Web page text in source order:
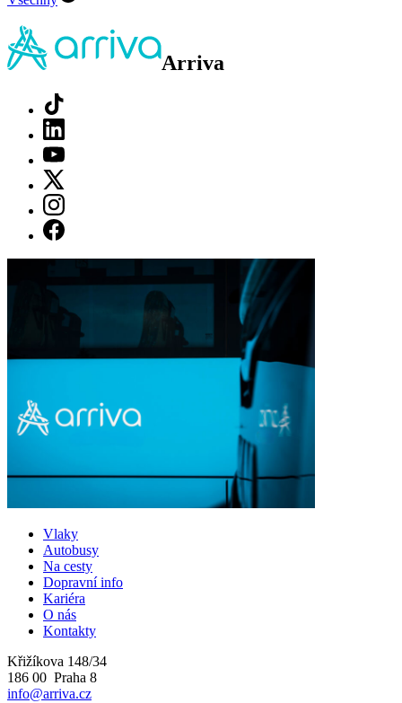
Arriva
Vlaky
Autobusy
Na cesty
Dopravní info
Kariéra
O nás
Kontakty
Křižíkova 148/34
186 00 Praha 8
info@arriva.cz